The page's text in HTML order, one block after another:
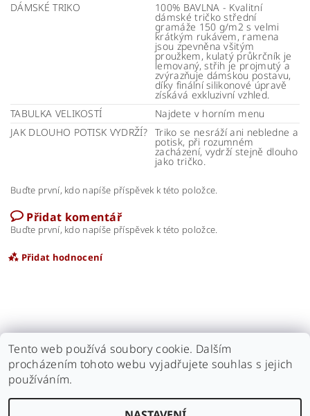
DÁMSKÉ TRIKO
100% BAVLNA - Kvalitní
dámské tričko střední
gramáže 150 g/m2 s velmi
krátkým rukávem, ramena
jsou zpevněna všitým
proužkem, kulatý průkrčník je
lemovaný, střih je projmutý a
zvýrazňuje dámskou postavu,
díky finální silikonové úpravě
získává exkluzivní vzhled.
TABULKA VELIKOSTÍ
Najdete v horním menu
JAK DLOUHO POTISK VYDRŽÍ? Triko se nesráží ani nebledne a
potisk, při rozumném
zacházení, vydrží stejně dlouho
jako tričko.
Buďte první, kdo napíše příspěvek k této položce.
Přidat komentář
Buďte první, kdo napíše příspěvek k této položce.
Přidat hodnocení
Náš antikvariát
Tento web používá soubory cookie. Dalším
procházením tohoto webu vyjadřujete souhlas s jejich
používáním.